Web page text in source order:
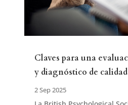
Claves para una
y diagnóstico de
2 Sep 2025